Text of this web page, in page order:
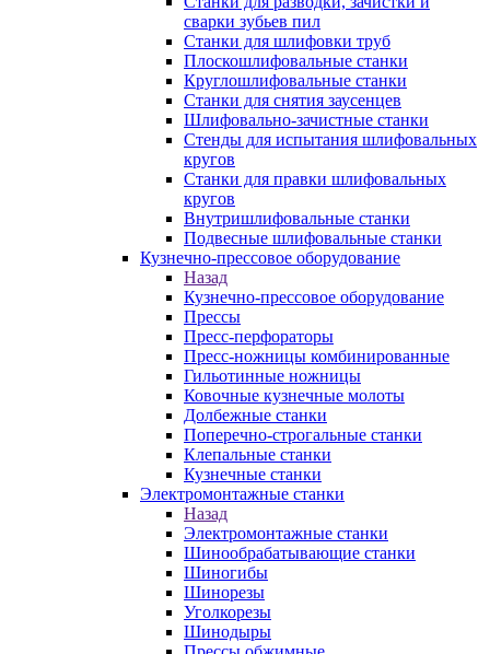
сварки зубьев пил
Станки для шлифовки труб
Плоскошлифовальные станки
Круглошлифовальные станки
Станки для снятия заусенцев
Шлифовально-зачистные станки
Стенды для испытания шлифовальных
кругов
Станки для правки шлифовальных
кругов
Внутришлифовальные станки
Подвесные шлифовальные станки
Кузнечно-прессовое оборудование
Назад
Кузнечно-прессовое оборудование
Прессы
Пресс-перфораторы
Пресс-ножницы комбинированные
Гильотинные ножницы
Ковочные кузнечные молоты
Долбежные станки
Поперечно-строгальные станки
Клепальные станки
Кузнечные станки
Электромонтажные станки
Назад
Электромонтажные станки
Шинообрабатывающие станки
Шиногибы
Шинорезы
Уголкорезы
Шинодыры